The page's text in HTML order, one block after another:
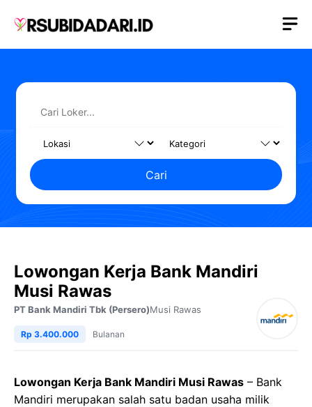
Cari
Lowongan Kerja Bank Mandiri
Musi Rawas
PT Bank Mandiri Tbk (Persero)Musi Rawas
Rp 3.400.000 Bulanan
Lowongan Kerja Bank Mandiri Musi Rawas – Bank
Mandiri merupakan salah satu badan usaha milik